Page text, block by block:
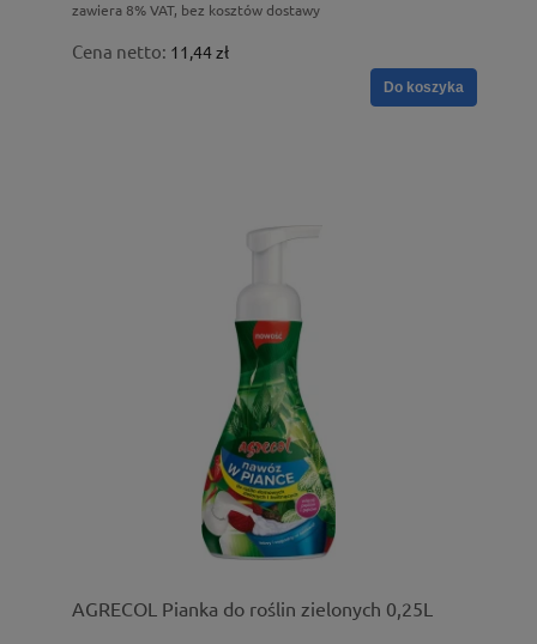
zawiera 8% VAT, bez kosztów dostawy
Cena netto: 11,44 zł
Do koszyka
AGRECOL Pianka do roślin zielonych 0,25L